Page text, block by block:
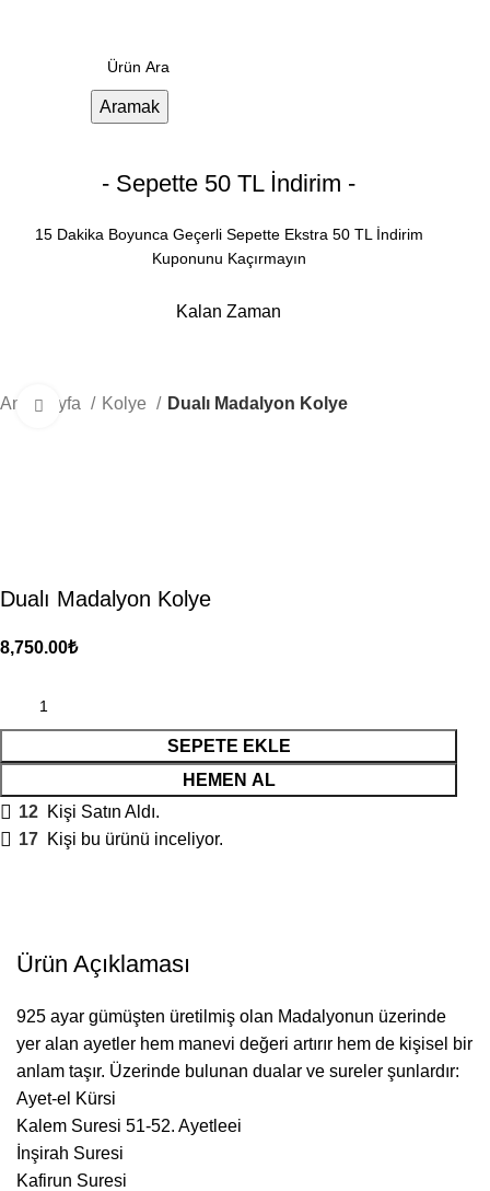
Aramak
- Sepette 50 TL İndirim -
15 Dakika Boyunca Geçerli Sepette Ekstra 50 TL İndirim
Kuponunu Kaçırmayın
Kalan Zaman
Ana Sayfa Kolye Dualı Madalyon Kolye
Büyütmek için tıklayın
Dualı Madalyon Kolye
₺
SEPETE EKLE
HEMEN AL
12 Kişi Satın Aldı.
17 Kişi bu ürünü inceliyor.
Ürün Açıklaması
925 ayar gümüşten üretilmiş olan Madalyonun üzerinde
yer alan ayetler hem manevi değeri artırır hem de kişisel bir
anlam taşır. Üzerinde bulunan dualar ve sureler şunlardır:
Ayet-el Kürsi
Kalem Suresi 51-52. Ayetleei
İnşirah Suresi
Kafirun Suresi